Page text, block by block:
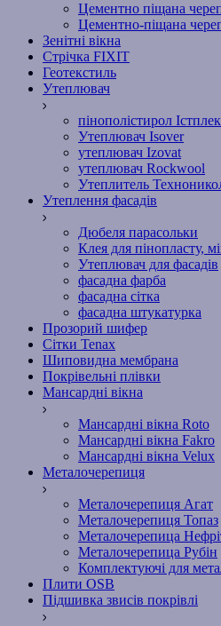
Цементно піщана
Цементно-піщана
Зенітні вікна
Стрічка FIXIT
Геотекстиль
Утеплювач
пінополістирол
Утеплювач Isover
утеплювач Izovat
утеплювач Rockwool
Утеплитель
Утеплення фасадів
Дюбеля парасольки
Клея для пінопласту,
Утеплювач для фасадів
фасадна фарба
фасадна сітка
фасадна штукатурка
Прозорий шифер
Сітки Tenax
Шиповидна мембрана
Покрівельні плівки
Мансардні вікна
Мансардні вікна Roto
Мансардні вікна Fakro
Мансардні вікна Velux
Металочерепиця
Металочерепиця Агат
Металочерепиця Топаз
Металочерепица
Металочерепица Рубін
Комплектуючі для
Плити OSB
Підшивка звисів покрівлі